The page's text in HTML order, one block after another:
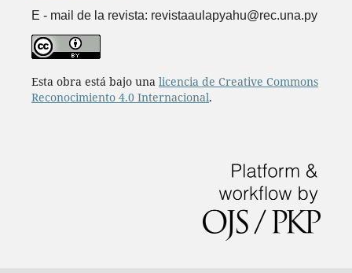
E - mail de la revista: revistaaulapyahu@rec.una.py
Esta obra está bajo una licencia de Creative Commons
Reconocimiento 4.0 Internacional.